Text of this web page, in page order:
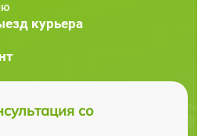
курьера
со